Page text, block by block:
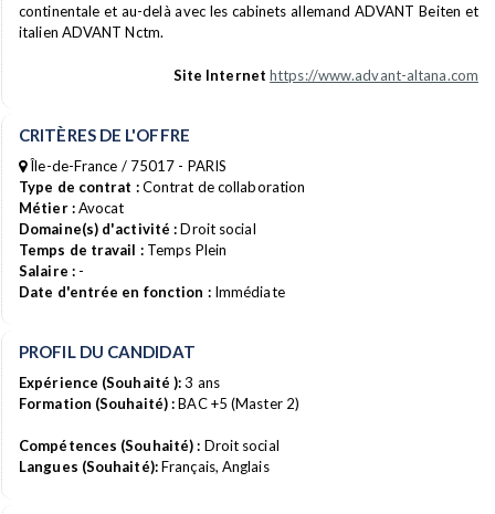
continentale et au-delà avec les cabinets allemand ADVANT Beiten et
italien ADVANT Nctm.
Site Internet https://www.advant-altana.com
CRITÈRES DE L'OFFRE
Île-de-France / 75017 - PARIS
Type de contrat :Contrat de collaboration
Métier :Avocat
Domaine(s) d'activité :Droit social
Temps de travail :Temps Plein
Salaire :-
Date d'entrée en fonction :Immédiate
PROFIL DU CANDIDAT
Expérience (Souhaité ):3 ans
Formation (Souhaité) :BAC +5 (Master 2)
Compétences (Souhaité) : Droit social
Langues (Souhaité):Français, Anglais